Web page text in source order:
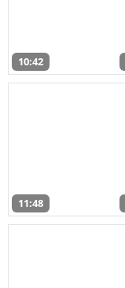
10:42
11:48